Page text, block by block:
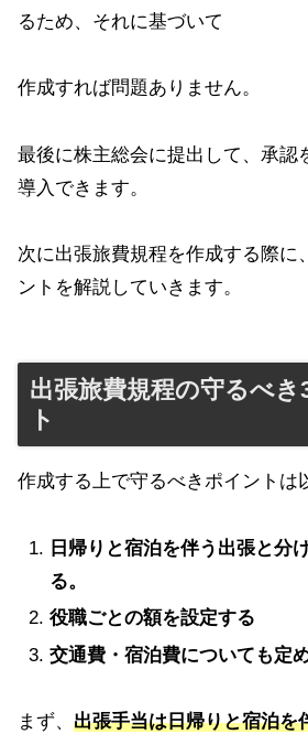
るため、それに基づいて
作成すれば問題ありません。
最後に株主総会に提出して、承認
導入できます。
次に出張旅費規程を作成する際に
ントを解説していきます。
出張旅費規程の守るべ
ト
作成する上で守るべきポイントは
日帰りと宿泊を伴う出張と分
る。
役職ごとの額を設定する
交通費・宿泊費についても定
まず、 出張手当は日帰りと宿泊を